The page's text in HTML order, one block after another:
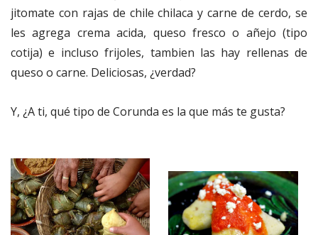
jitomate con rajas de chile chilaca y carne de cerdo, se
les agrega crema acida, queso fresco o añejo (tipo
cotija) e incluso frijoles, tambien las hay rellenas de
queso o carne. Deliciosas, ¿verdad?
Y, ¿A ti, qué tipo de Corunda es la que más te gusta?